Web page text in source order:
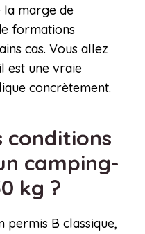
la marge de
formations
cas. Vous allez
est une vraie
concrètement.
conditions
camping-
kg ?
permis B classique,